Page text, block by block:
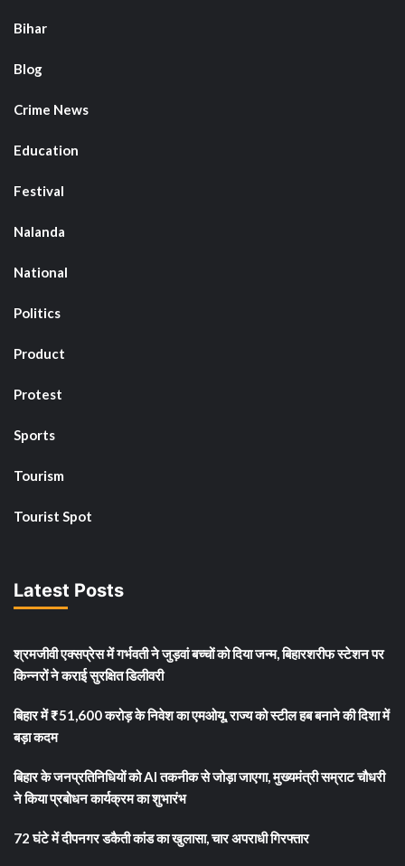
Bihar
Blog
Crime News
Education
Festival
Nalanda
National
Politics
Product
Protest
Sports
Tourism
Tourist Spot
Latest Posts
श्रमजीवी एक्सप्रेस में गर्भवती ने जुड़वां बच्चों को दिया जन्म, बिहारशरीफ स्टेशन पर
किन्नरों ने कराई सुरक्षित डिलीवरी
बिहार में ₹51,600 करोड़ के निवेश का एमओयू, राज्य को स्टील हब बनाने की दिशा में
बड़ा कदम
बिहार के जनप्रतिनिधियों को AI तकनीक से जोड़ा जाएगा, मुख्यमंत्री सम्राट चौधरी
ने किया प्रबोधन कार्यक्रम का शुभारंभ
72 घंटे में दीपनगर डकैती कांड का खुलासा, चार अपराधी गिरफ्तार